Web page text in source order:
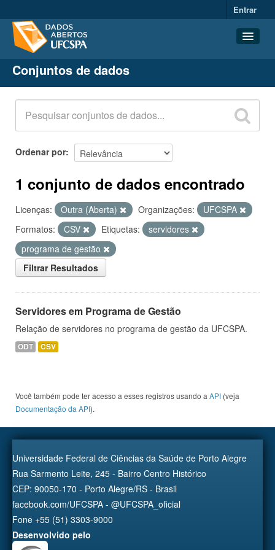
Entrar
Conjuntos de dados
Organizações
Grupos
Sobre
Conjuntos de dados
Ordenar por
1 conjunto de dados encontrado
Licenças: Outra (Aberta) Organizações:
UFCSPA
Formatos:
CSV Etiquetas:
servidores
programa de gestão
Filtrar Resultados
Servidores em Programa de Gestão
Relação de servidores no programa de gestão da UFCSPA.
ODT CSV
Você também pode ter acesso a esses registros usando a API (veja
Documentação da API).
Universidade Federal de Ciências da Saúde de Porto Alegre
Rua Sarmento Leite, 245 - Bairro Centro Histórico
CEP: 90050-170 - Porto Alegre/RS - Brasil
facebook.com/UFCSPA - @UFCSPA_oficial
Fone +55 (51) 3303-9000
Desenvolvido pelo